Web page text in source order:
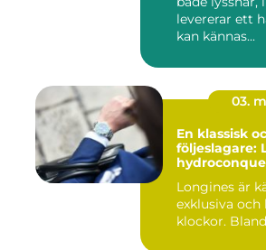
levererar ett
kan kännas...
03.
En klassisk
följeslagare:
Longines är
exklusiva
klockor.